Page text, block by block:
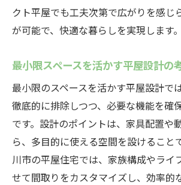
クト平屋でも工夫次第で広がりを感じ
が可能で、快適な暮らしを実現します。
最小限スペースを活かす平屋設計の
最小限のスペースを活かす平屋設計で
徹底的に排除しつつ、必要な機能を確
です。設計のポイントは、家具配置や
ら、多目的に使える空間を設けること
川市の平屋住宅では、家族構成やライ
せて間取りをカスタマイズし、効率的